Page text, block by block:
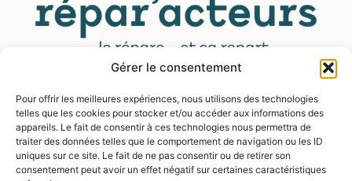
Gérer le consentement
Pour offrir les meilleures expériences, nous utilisons des technologies
telles que les cookies pour stocker et/ou accéder aux informations des
appareils. Le fait de consentir à ces technologies nous permettra de
traiter des données telles que le comportement de navigation ou les ID
uniques sur ce site. Le fait de ne pas consentir ou de retirer son
consentement peut avoir un effet négatif sur certaines caractéristiques
MENU
Contact
Mentions légales